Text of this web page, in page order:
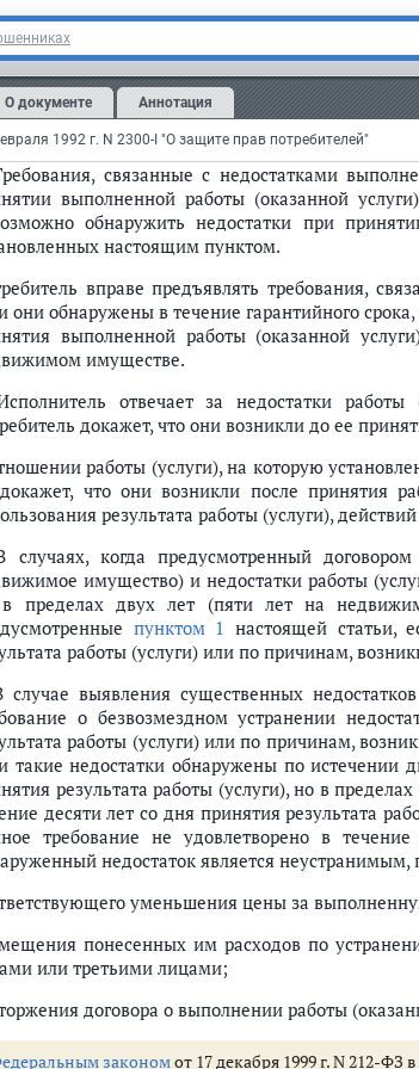
О документе Аннотация
1992 г. N 2300-I "О защите прав потребителей"
работы (оказанной услуги).
требований потребителя.
выполненной работы (оказанной
работы (оказании услуги), а также
определяется в соответствии спунктом 3
связанные с недостатками
выполненной работы (оказанной
обнаружить недостатки при
настоящим пунктом.
вправе предъявлять требования,
они обнаружены в течение гарантийного
выполненной работы (оказанной
имуществе.
отвечает за недостатки
докажет, что они возникли до ее
работы (услуги), на которую
что они возникли после принятия
результата работы (услуги),
случаях, когда предусмотренный
имущество) и недостатки работы
пределах двух лет (пяти лет на
пунктом 1 настоящей статьи,
работы (услуги) или по причинам,
случае выявления существенных
о безвозмездном устранении
работы (услуги) или по причинам,
такие недостатки обнаружены по
результата работы (услуги), но в
десяти лет со дня принятия результата
требование не удовлетворено в
недостаток является неустранимым,
уменьшения цены за
понесенных им расходов по
или третьими лицами;
договора о выполнении работы
закономот 17 декабря 1999 г. N 212-